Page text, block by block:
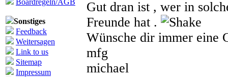
Boardregeln/AGB
Sonstiges
Feedback
Weitersagen
Link to us
Sitemap
Impressum
Gut dran ist , wer in
Freunde hat .
Wünsche dir immer eine
mfg
michael